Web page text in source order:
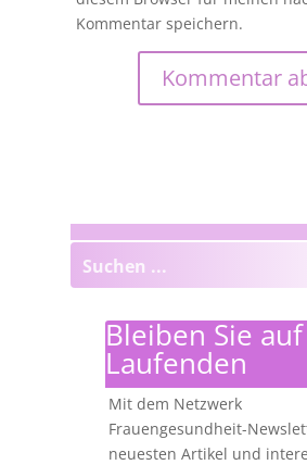
Kommentar speichern.
Bleiben Sie
Laufenden
Mit dem Netzwerk
Frauengesundheit-
neuesten Artikel und